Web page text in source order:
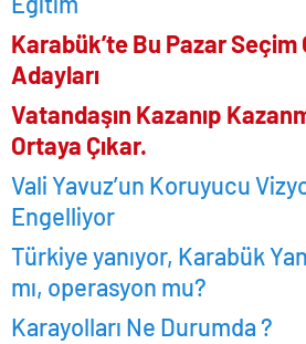
Karabük’te Bu Pazar Seçim
Adayları
Vatandaşın Kazanıp
Ortaya Çıkar.
Vali Yavuz’un Koruyucu
Engelliyor
Türkiye yanıyor, Karabük
mı, operasyon mu?
Karayolları Ne Durumda ?